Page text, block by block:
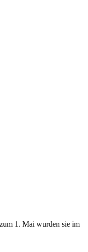
1. Mai wurden sie im